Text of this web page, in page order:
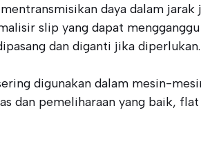
daya dalam jarak
slip yang dapat
dan diganti jika diperlukan.
digunakan dalam mesin-
dan pemeliharaan yang baik,